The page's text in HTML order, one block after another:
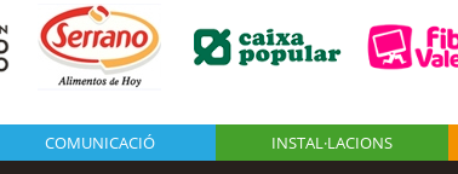
COMUNICACIÓ INSTAL·LACIONS